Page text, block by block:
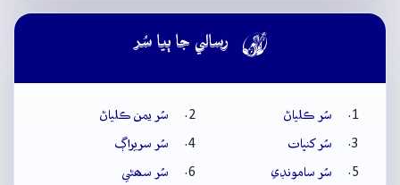
 رسالي جا ٻيا سُر
سُر ڪلياڻ
سُر يمن ڪلياڻ
سُر کنڀات
سُر سريراڳ
سُر سامونڊي
سُر سھڻي